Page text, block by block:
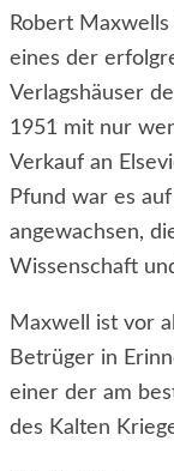
Robert
eines der
Verlagshäuser
1951 mit nur
Verkauf an
Pfund war es
angewachsen,
Wissenschaft
Maxwell ist vor
Betrüger in
einer der am
des Kalten